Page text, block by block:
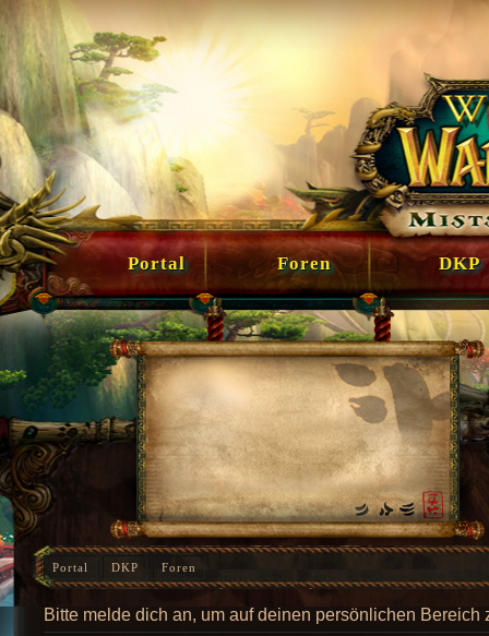
Portal Foren DKP
Portal DKP Foren
Bitte melde dich an, um auf deinen persönlichen Bereich